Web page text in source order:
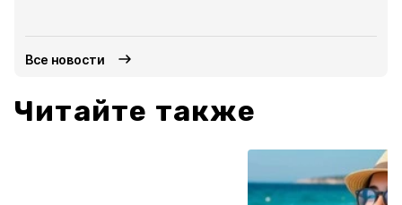
Все новости
Читайте также